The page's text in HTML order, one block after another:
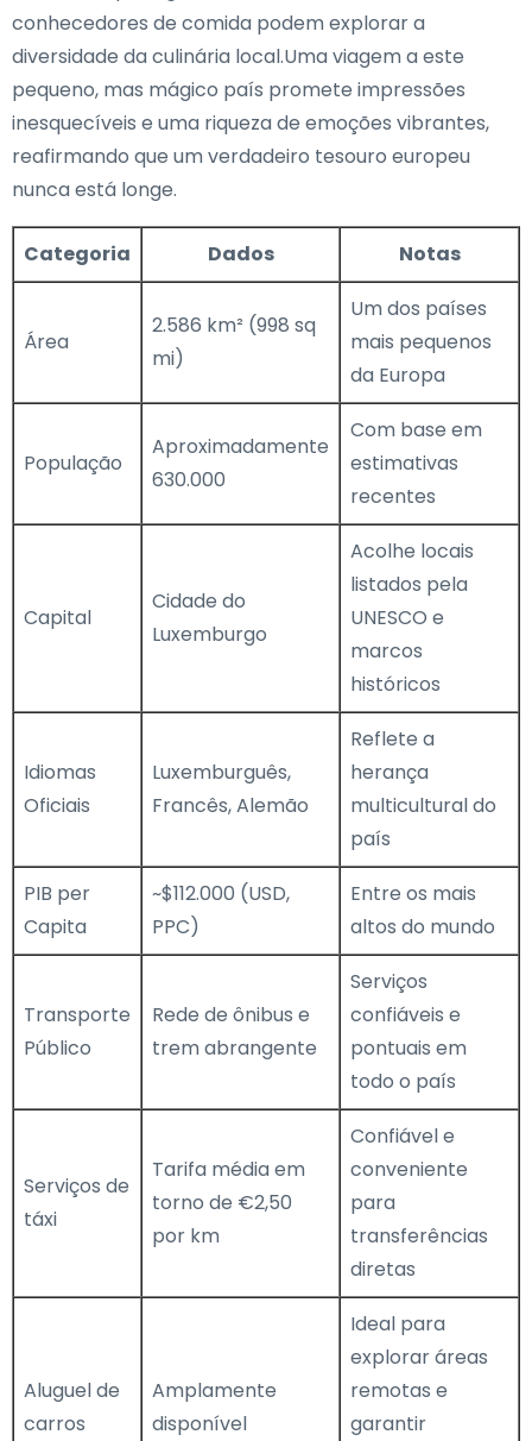
conhecedores de comida podem explorar a
diversidade da culinária local.Uma viagem a este
pequeno, mas mágico país promete impressões
inesquecíveis e uma riqueza de emoções vibrantes,
reafirmando que um verdadeiro tesouro europeu
nunca está longe.
Categoria Dados Notas
Área
2.586 km² (998 sq
mi)
Um dos países
mais pequenos
da Europa
População
Aproximadamente
630.000
Com base em
estimativas
recentes
Capital
Cidade do
Luxemburgo
Acolhe locais
listados pela
UNESCO e
marcos
históricos
Idiomas
Oficiais
Luxemburguês,
Francês, Alemão
Reflete a
herança
multicultural do
país
PIB per
Capita
~$112.000 (USD,
PPC)
Entre os mais
altos do mundo
Transporte
Público
Rede de ônibus e
trem abrangente
Serviços
confiáveis e
pontuais em
todo o país
Serviços de
táxi
Tarifa média em
torno de €2,50
por km
Confiável e
conveniente
para
transferências
diretas
Aluguel de
carros
Amplamente
disponível
Ideal para
explorar áreas
remotas e
garantir